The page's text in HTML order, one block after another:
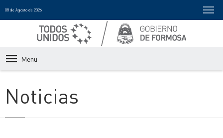
08 de Agosto de 2026
Menu
Noticias